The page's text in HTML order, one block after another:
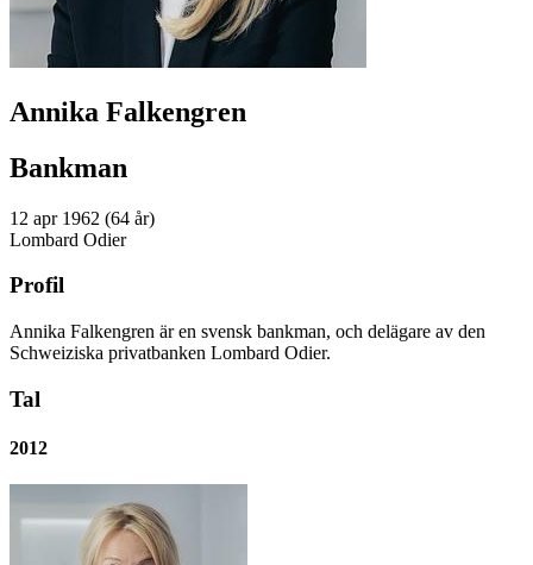
Annika Falkengren
Bankman
12 apr 1962 (64 år)
Lombard Odier
Profil
Annika Falkengren är en svensk bankman, och delägare av den
Schweiziska privatbanken Lombard Odier.
Tal
2012